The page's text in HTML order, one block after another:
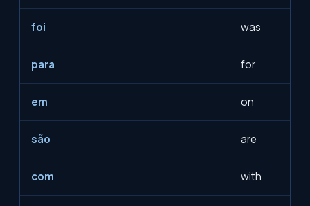
foi was
para for
em on
são are
com with